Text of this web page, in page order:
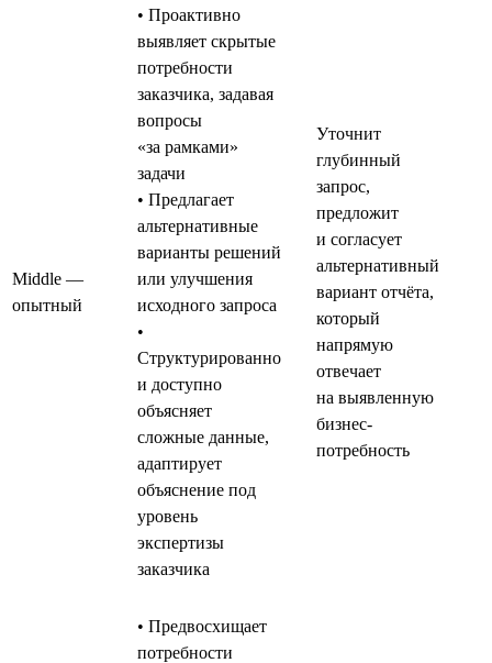
Middle —
опытный
• Проактивно
выявляет скрытые
потребности
заказчика, задавая
вопросы
«за рамками»
задачи
• Предлагает
альтернативные
варианты решений
или улучшения
исходного запроса
•
Структурированно
и доступно
объясняет
сложные данные,
адаптирует
объяснение под
уровень
экспертизы
заказчика
Уточнит
глубинный
запрос,
предложит
и согласует
альтернативный
вариант отчёта,
который
напрямую
отвечает
на выявленную
бизнес-
потребность
• Предвосхищает
потребности